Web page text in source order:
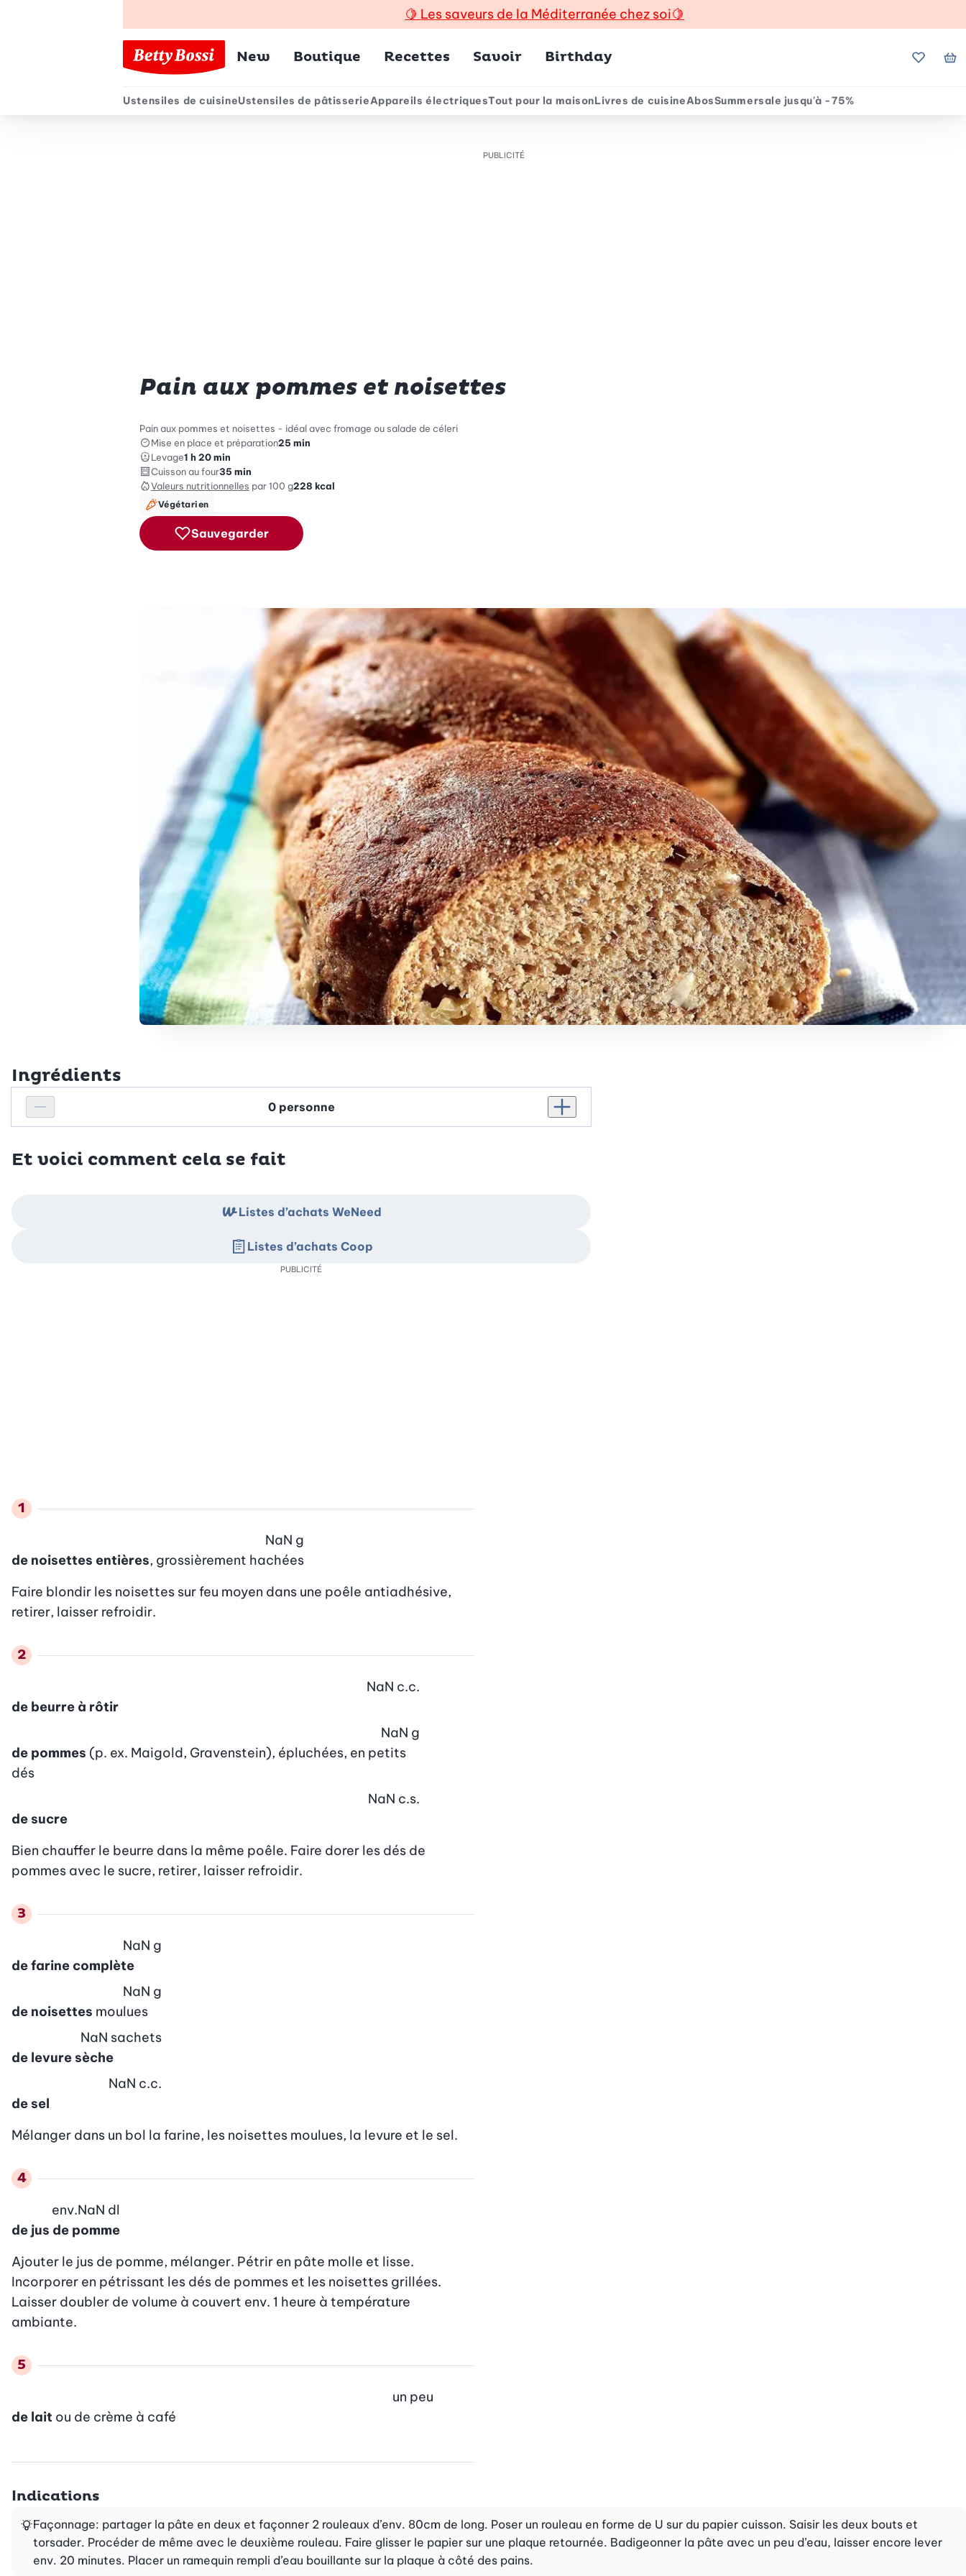
🍋 Les saveurs de la Méditerranée chez soi🍋
Menu principal
New Boutique Recettes Savoir Birthday Mes
Menu secondaire
Ustensiles de cuisineUstensiles de pâtisserieAppareils électriquesTout pour la maisonLivres de cuisineAbosSummersale jusqu'à -75%
PUBLICITÉ
Pain aux pommes et noisettes
Pain aux pommes et noisettes - idéal avec fromage ou salade de céleri
Mise en place et préparation25 min
Levage1 h 20 min
Cuisson au four35 min
Valeurs nutritionnelles par 100 g228 kcal
Végétarien
Sauvegarder
Ingrédients
Réduire le nombre de personnes
Personnes Augmenter le nombre de personnes
Et voici comment cela se fait
de noisettes entières, grossièrement hachées
NaN g
Faire blondir les noisettes sur feu moyen dans une poêle antiadhésive,
retirer, laisser refroidir.
de beurre à rôtir
NaN c.c.
de pommes (p. ex. Maigold, Gravenstein), épluchées, en petits
dés
NaN g
de sucre
NaN c.s.
Bien chauffer le beurre dans la même poêle. Faire dorer les dés de
pommes avec le sucre, retirer, laisser refroidir.
de farine complète
NaN g
de noisettes moulues
NaN g
de levure sèche
NaN sachets
de sel
NaN c.c.
Mélanger dans un bol la farine, les noisettes moulues, la levure et le sel.
de jus de pomme
env.NaN dl
Ajouter le jus de pomme, mélanger. Pétrir en pâte molle et lisse.
Incorporer en pétrissant les dés de pommes et les noisettes grillées.
Laisser doubler de volume à couvert env. 1 heure à température
ambiante.
de lait ou de crème à café
un peu
Listes d’achats WeNeed
Listes d’achats Coop
PUBLICITÉ
Indications
Façonnage: partager la pâte en deux et façonner 2 rouleaux d’env. 80cm de long. Poser un rouleau en forme de U sur du papier cuisson. Saisir les deux bouts et
torsader. Procéder de même avec le deuxième rouleau. Faire glisser le papier sur une plaque retournée. Badigeonner la pâte avec un peu d’eau, laisser encore lever
env. 20 minutes. Placer un ramequin rempli d’eau bouillante sur la plaque à côté des pains.